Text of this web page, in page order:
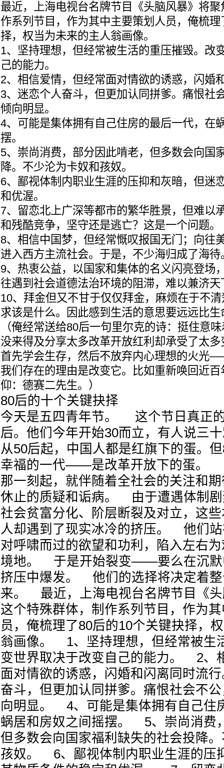
最近，上海电视台名牌节目《头脑风暴》将
作系列节目，作为其中主要策划人员，俺梳
择，权当为未来的主人翁画像。
1、坚持理想，但经常被生活的重压摧毁。改
己的能力。
2、相信爱情，但经常面对情欲的诱惑，闪婚
3、迷恋个人奋斗，但更加认同拼爹。痛恨社
倾向明显。
4、可能是集体拥有自己住房的最后一代，在
摆。
5、崇尚消费，部分因此啃老，但多数会向国
降。不少沦为卡奴和孩奴。
6、鄙视体制内职业生涯的压抑和灰暗，但迷
和优渥。
7、留恋北上广深等都市的繁华胜景，但难以
和残酷竞争，坚守还是逃亡？这是一个问题。
8、相信中国梦，但经常慨叹报国无门；向往
进入西方主流社会。于是，不少海归成了海待
9、热衷公益，以国家和集体的名义闪亮登场
往遇到社会道德法治环境的阻滞，难以兼济天
10、拜金但又不甘于仅仅拜金，麻烦在于不
求该是什么。因此感到生活的意思要远远比
（俺经常送给80后一句里尔克的诗：挺住意
没来得及分享太多改革开放红利却承受了太
首先学会生存，然后不放弃内心理想的火光
我们存在的理由是改变它。比如重新唤回近
仰：德赛二先生。）
80后的十个关键抉择
今天是五四青年节。 这个节日真正
后。他们今年开始30而立，有人说
从50后起，中国人都是红旗下的蛋。
幸福的一代——是改革开放下的蛋。
那一刻起，就伴随着全社会的关注和
休止的质疑和诟病。 由于遭遇体制
社会贫富分化、阶层断裂及对立，这
人却遇到了现实冰冷的挤压。 他们
对呼啸而过的欲望和功利，陷入左右
境地。 于是开始裂变——要么在沉默
挤压中爆发。 他们的选择将决定着
来。 最近，上海电视台名牌节目《
这个特殊群体，制作系列节目，作为
员，俺梳理了80后的10个关键抉择，
翁画像。 1、坚持理想，但经常被生
变世界取决于改变自己的能力。 2、
面对情欲的诱惑，闪婚和闪离同时流
奋斗，但更加认同拼爹。痛恨社会不
向明显。 4、可能是集体拥有自己住
蜗居和房奴之间摇摆。 5、崇尚消费
但多数会向国家福利缺失的社会投降
孩奴。 6、鄙视体制内职业生涯的压